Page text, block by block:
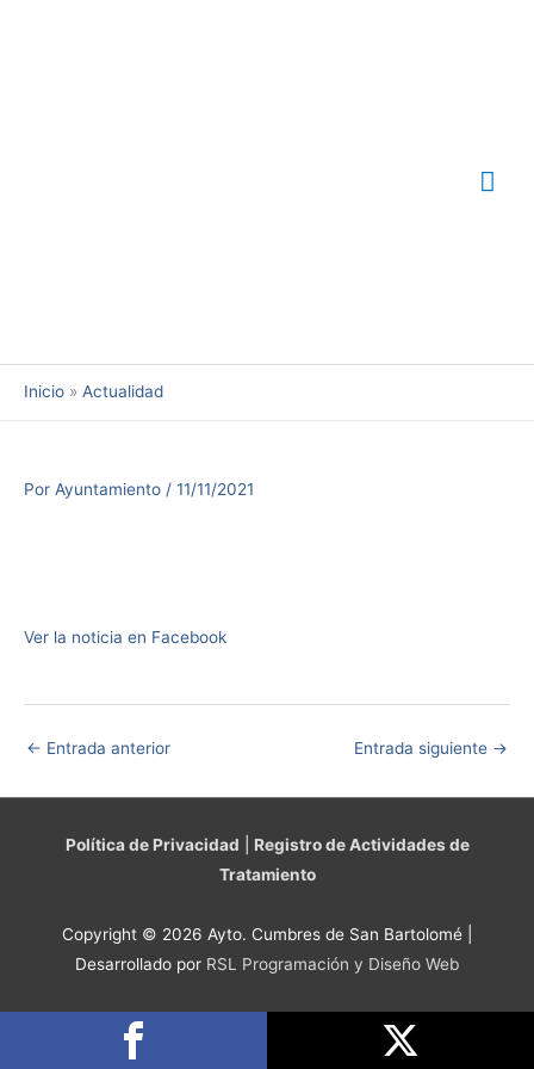
Inicio Actualidad
Por Ayuntamiento / 11/11/2021
Ver la noticia en Facebook
← Entrada anterior Entrada siguiente →
Política de Privacidad
Registro de Actividades de
Tratamiento
Copyright © 2026 Ayto. Cumbres de San Bartolomé |
Desarrollado por RSL Programación y Diseño Web